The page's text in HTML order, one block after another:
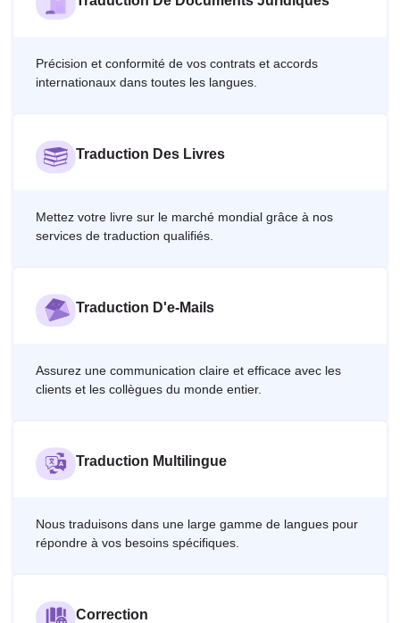
Précision et conformité de vos contrats et accords
internationaux dans toutes les langues.
Traduction Des Livres
Mettez votre livre sur le marché mondial grâce à nos
services de traduction qualifiés.
Traduction D'e-Mails
Assurez une communication claire et efficace avec les
clients et les collègues du monde entier.
Traduction Multilingue
Nous traduisons dans une large gamme de langues pour
répondre à vos besoins spécifiques.
Correction